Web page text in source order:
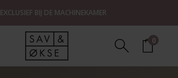
EXCLUSIEF BIJ DE MACHINEKAMER
0